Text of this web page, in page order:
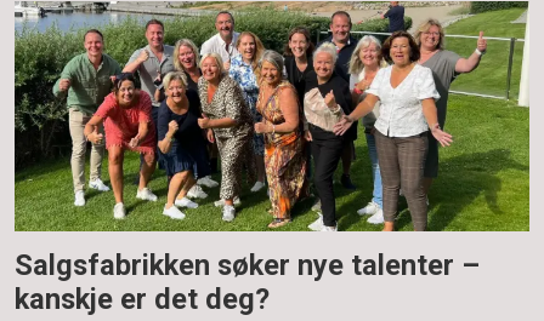
Salgsfabrikken søker nye talenter –
kanskje er det deg?